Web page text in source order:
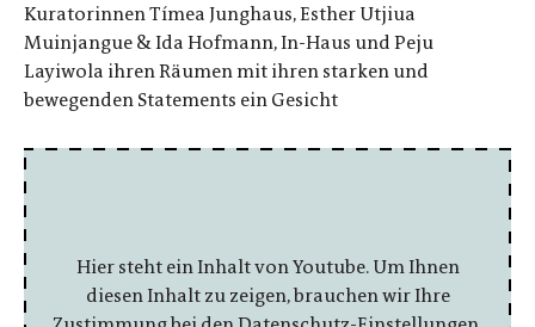
Kuratorinnen Tímea Junghaus, Esther Utjiua
Muinjangue & Ida Hofmann, In-Haus und Peju
Layiwola ihren Räumen mit ihren starken und
bewegenden Statements ein Gesicht
Hier steht ein Inhalt von Youtube. Um Ihnen
diesen Inhalt zu zeigen, brauchen wir Ihre